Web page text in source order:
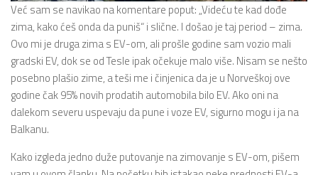
Već sam se navikao na komentare poput: „Videću te kad dođe
zima, kako ćeš onda da puniš“ i slične. I došao je taj period – zima.
Ovo mi je druga zima s EV-om, ali prošle godine sam vozio mali
gradski EV, dok se od Tesle ipak očekuje malo više. Nisam se nešto
posebno plašio zime, a teši me i činjenica da je u Norveškoj ove
godine čak 95% novih prodatih automobila bilo EV. Ako oni na
dalekom severu uspevaju da pune i voze EV, sigurno mogu i ja na
Balkanu.
Kako izgleda jedno duže putovanje na zimovanje s EV-om, pišem